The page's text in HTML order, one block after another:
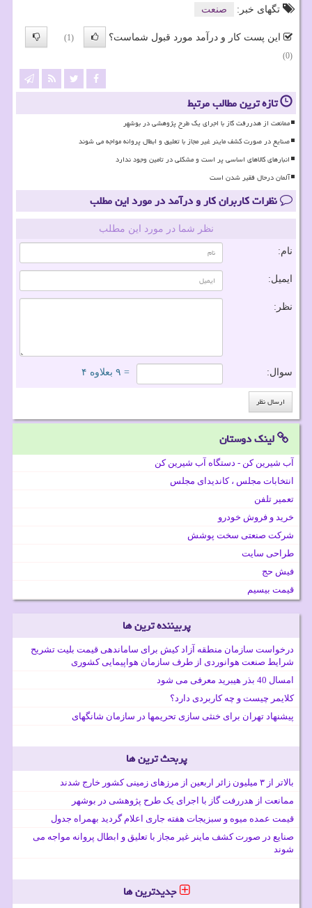
تگهای خبر:
صنعت
این پست کار و درآمد مورد قبول شماست؟
(1)
(0)
تازه ترین مطالب مرتبط
ممانعت از هدررفت گاز با اجرای یک طرح پژوهشی در بوشهر
صنایع در صورت کشف ماینر غیر مجاز با تعلیق و ابطال پروانه مواجه می شوند
انبارهای کالاهای اساسی پر است و مشکلی در تامین وجود ندارد
آلمان درحال فقیر شدن است
نظرات کاربران کار و درآمد در مورد این مطلب
نظر شما در مورد این مطلب
نام:
ایمیل:
نظر:
سوال: = ۹ بعلاوه ۴
لینک دوستان
آب شیرین کن - دستگاه آب شیرین کن
انتخابات مجلس ، کاندیدای مجلس
تعمیر تلفن
خرید و فروش خودرو
شرکت صنعتی سخت پوشش
طراحی سایت
فیش حج
قیمت بیسیم
پربیننده ترین ها
درخواست سازمان منطقه آزاد کیش برای ساماندهی قیمت بلیت تشریح
شرایط صنعت هوانوردی از طرف سازمان هواپیمایی کشوری
امسال 40 بذر هیبرید معرفی می شود
کلایمر چیست و چه کاربردی دارد؟
پیشنهاد تهران برای خنثی سازی تحریمها در سازمان شانگهای
پربحث ترین ها
بالاتر از ۳ میلیون زائر اربعین از مرزهای زمینی کشور خارج شدند
ممانعت از هدررفت گاز با اجرای یک طرح پژوهشی در بوشهر
قیمت عمده میوه و سبزیجات هفته جاری اعلام گردید بهمراه جدول
صنایع در صورت کشف ماینر غیر مجاز با تعلیق و ابطال پروانه مواجه می
شوند
جدیدترین ها